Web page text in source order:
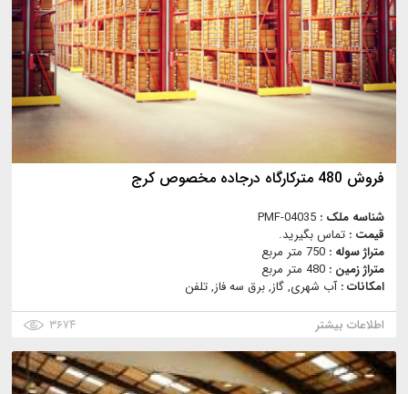
فروش 480 مترکارگاه درجاده مخصوص کرج
شناسه ملک : PMF-04035
قیمت : تماس بگیرید.
متراژ سوله : 750 متر مربع
متراژ زمین : 480 متر مربع
امکانات :آب شهری, گاز, برق سه فاز, تلفن
اطلاعات بیشتر
۳۶۷۴